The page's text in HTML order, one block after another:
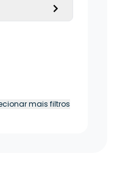
mais filtros